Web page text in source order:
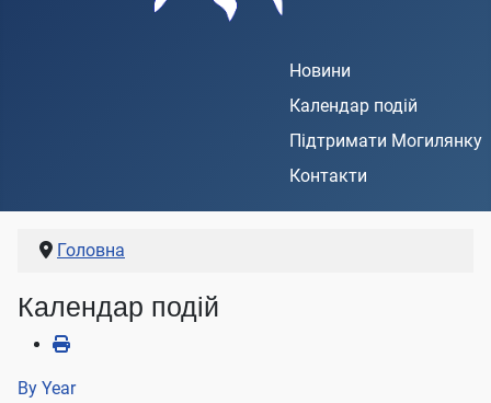
Новини
Календар подій
Підтримати Могилянку
Контакти
Головна
Календар подій
By Year